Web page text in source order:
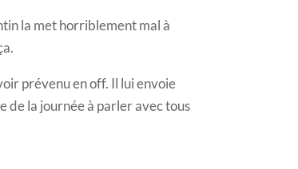
la met horriblement mal à
prévenu en off. Il lui envoie
de la journée à parler avec tous